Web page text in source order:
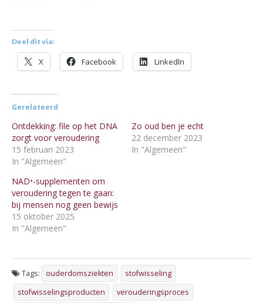
Deel dit via:
X Facebook LinkedIn
Gerelateerd
Ontdekking: file op het DNA
zorgt voor veroudering
15 februari 2023
In "Algemeen"
Zo oud ben je echt
22 december 2023
In "Algemeen"
NAD⁺-supplementen om
veroudering tegen te gaan:
bij mensen nog geen bewijs
15 oktober 2025
In "Algemeen"
Tags: ouderdomsziekten
stofwisseling
stofwisselingsproducten
verouderingsproces